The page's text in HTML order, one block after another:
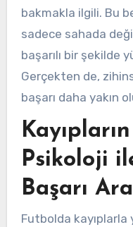
bakmakla ilgili. Bu
sadece sahada
başarılı bir şekilde
Gerçekten de,
başarı daha yakın
Psikoloji
Başarı
Futbolda